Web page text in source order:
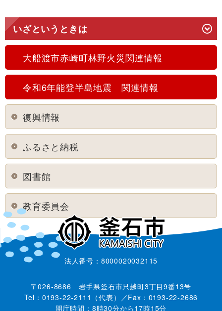
いざというときは
大船渡市赤崎町林野火災関連情報
令和6年能登半島地震 関連情報
復興情報
ふるさと納税
図書館
教育委員会
法人番号：8000020032115
〒026-8686 岩手県釜石市只越町3丁目9番13号
Tel：0193-22-2111（代表）／Fax：0193-22-2686
開庁時間：8時30分から17時15分